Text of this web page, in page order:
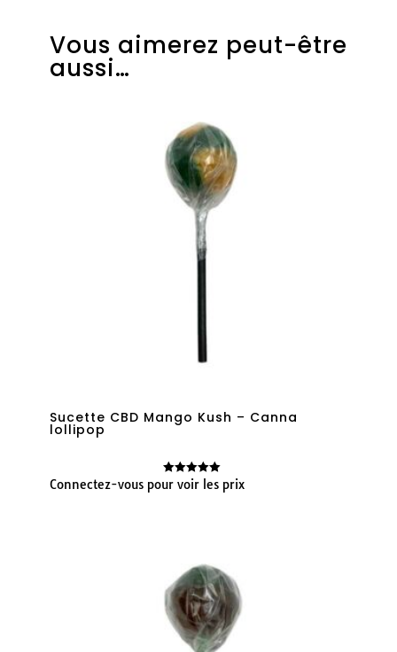
Vous aimerez peut-être
aussi…
Sucette CBD Mango Kush – Canna
lollipop
Note
Connectez-vous pour voir les prix